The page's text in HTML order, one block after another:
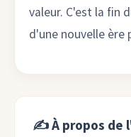
valeur. C'est la fin
d'une nouvelle ère
✍️ À propos de